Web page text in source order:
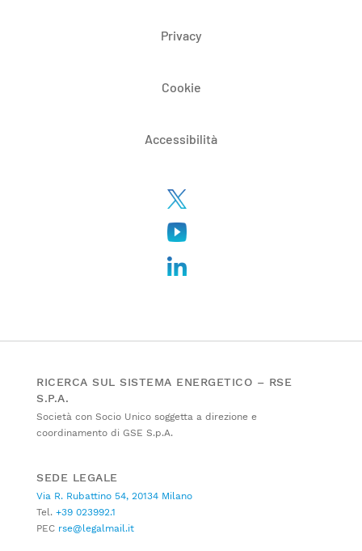
Privacy
Cookie
Accessibilità
RICERCA SUL SISTEMA ENERGETICO – RSE
S.P.A.
Società con Socio Unico soggetta a direzione e
coordinamento di GSE S.p.A.
SEDE LEGALE
Via R. Rubattino 54, 20134 Milano
Tel. +39 023992.1
PEC rse@legalmail.it